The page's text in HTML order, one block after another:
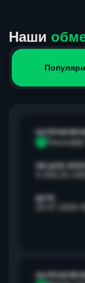
Наши
Т
Тинькофф
ОБЪЕМ
ДАТА